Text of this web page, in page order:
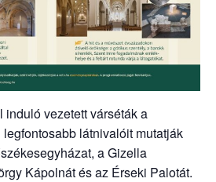
vezetett várséták a
látnivalóit mutatják
a Gizella
Kápolnát és az Érseki Palotát.